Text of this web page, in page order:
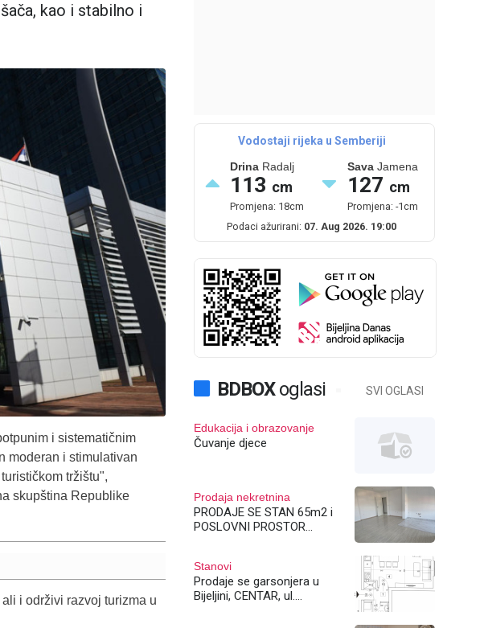
kao i stabilno i
i sistematičnim
moderan i stimulativan
tržištu",
skupština Republike
i održivi razvoj turizma u
Vodostaji rijeka u Semberiji
Drina Radalj
113 cm
Promjena: 18cm
SavaJamena
127 cm
Promjena: -1cm
Podaci ažurirani: 07. Aug 2026. 19:00
BDBOXoglasi SVI OGLASI
Edukacija i obrazovanje
Čuvanje djece
Prodaja nekretnina
PRODAJE SE STAN 65m2 i
POSLOVNI PROSTOR
Stanovi
Prodaje se garsonjera u
Bijeljini, CENTAR, ul.